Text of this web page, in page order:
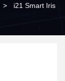
> i21 Smart Iris